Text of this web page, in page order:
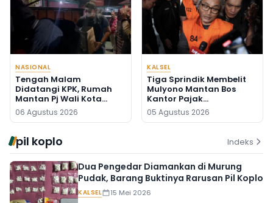
NASIONAL
Tengah Malam
Didatangi KPK, Rumah
Mantan Pj Wali Kota
Digeledah, Empat Koper
Dibawa
06 Agustus 2026
KALSEL
Tiga Sprindik Membelit
Mulyono Mantan Bos
Kantor Pajak
Banjarmasin
05 Agustus 2026
pil koplo Indeks
Dua Pengedar Diamankan di Murung
Pudak, Barang Buktinya Rarusan Pil Koplo
KALSEL 15 Mei 2026